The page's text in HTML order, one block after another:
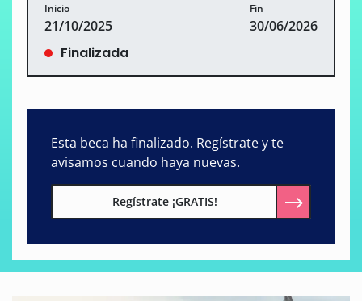
Inicio
21/10/2025
Fin
30/06/2026
Finalizada
Esta beca ha finalizado. Regístrate y te
avisamos cuando haya nuevas.
Regístrate ¡GRATIS!